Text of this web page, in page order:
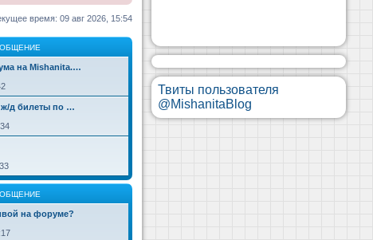
время: 09 авг 2026, 15:54
на Mishanita.…
ж/д билеты по …
на форуме?
Твиты пользователя
@MishanitaBlog